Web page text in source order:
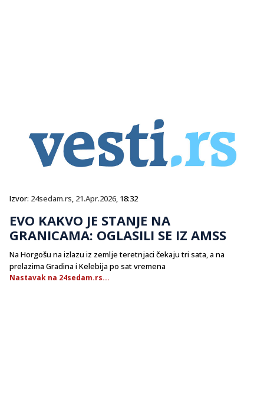
Izvor: 24sedam.rs, 21.Apr.2026, 18:32
EVO KAKVO JE STANJE NA
GRANICAMA: OGLASILI SE IZ AMSS
Na Horgošu na izlazu iz zemlje teretnjaci čekaju tri sata, a na
prelazima Gradina i Kelebija po sat vremena
Nastavak na 24sedam.rs...